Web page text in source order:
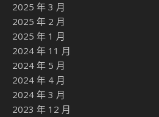
2025 年 3 月
2025 年 2 月
2025 年 1 月
2024 年 11 月
2024 年 5 月
2024 年 4 月
2024 年 3 月
2023 年 12 月